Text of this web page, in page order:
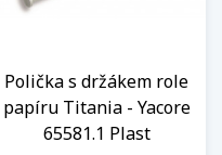
Polička s držákem role
papíru Titania - Yacore
65581.1 Plast